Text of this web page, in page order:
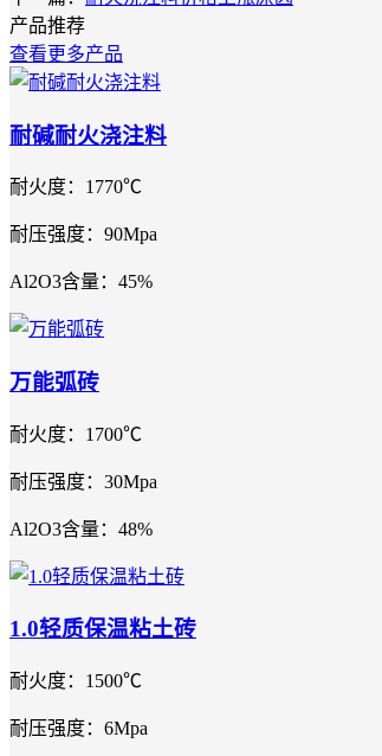
产品推荐
查看更多产品
耐碱耐火浇注料
耐火度：1770℃
耐压强度：90Mpa
Al2O3含量：45%
万能弧砖
耐火度：1700℃
耐压强度：30Mpa
Al2O3含量：48%
1.0轻质保温粘土砖
耐火度：1500℃
耐压强度：6Mpa